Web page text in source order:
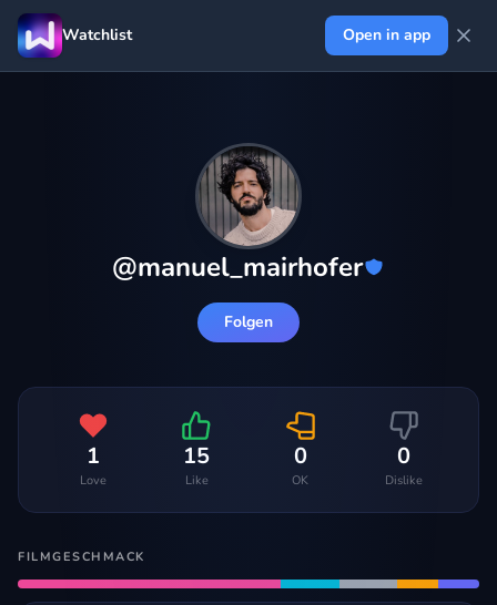
Watchlist Open in app
@manuel_mairhofer
Folgen
1
Love
15
Like
0
OK
0
Dislike
FILMGESCHMACK